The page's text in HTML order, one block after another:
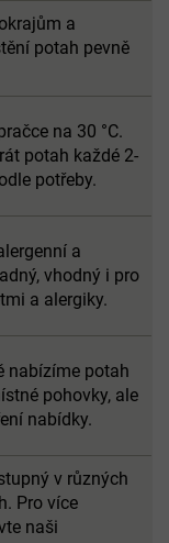
a
potah pevně
na 30 °C.
potah každé 2-
potřeby.
a
vhodný i pro
a alergiky.
nabízíme potah
pohovky, ale
nabídky.
v různých
Pro více
naši